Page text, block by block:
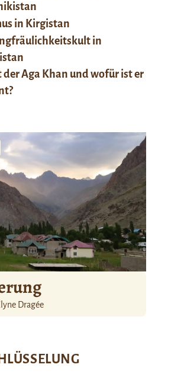
in Kirgistan
in
der Aga Khan und wofür ist er
Dragée